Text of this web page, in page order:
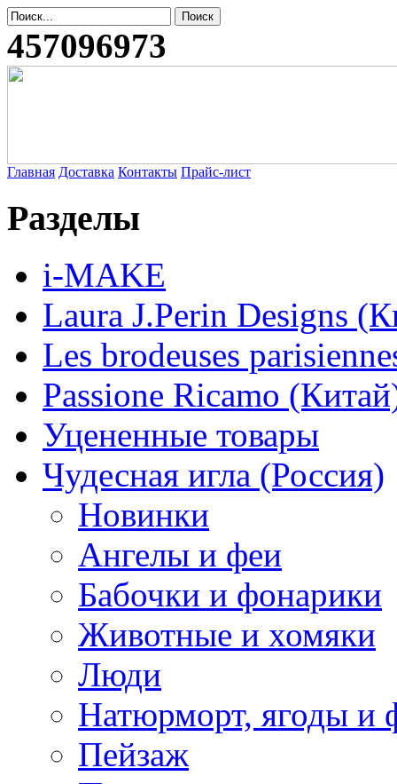
457096973
Главная Доставка Контакты Прайс-лист
Разделы
i-MAKE
Laura J.Perin Designs
Les brodeuses
Passione Ricamo
Уцененные товары
Чудесная игла (Россия)
Новинки
Ангелы и феи
Бабочки и фонарики
Животные и хомяки
Люди
Натюрморт, ягоды и
Пейзаж